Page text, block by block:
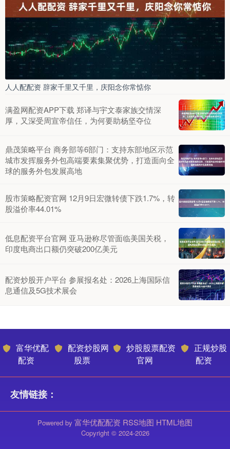
人人配配资 辞家千里又千里，庆阳念你常惦你
满盈网配资APP下载 郑译与宇文泰家族交情深
厚，又深受周宣帝信任，为何要助杨坚夺位
鼎茂策略平台 商务部等6部门：支持东部地区示范
城市发挥服务外包高端要素集聚优势，打造面向全
球的服务外包发展高地
股市策略配资官网 12月9日宏微转债下跌1.7%，转
股溢价率44.01%
低息配资平台官网 亚马逊称尽管面临美国关税，
印度电商出口额仍突破200亿美元
配资炒股开户平台 参展报名处：2026上海国际信
息通信及5G技术展会
富华优配
配资
配资炒股网
股票
炒股股票配资
官网
正规炒股
配资
友情链接：
Powered by 富华优配配资 RSS地图 HTML地图
Copyright © 2024-2026